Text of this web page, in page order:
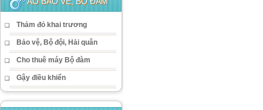
Thảm đỏ khai trương
Bảo vệ, Bộ đội, Hải quân
Cho thuê máy Bộ đàm
Gậy điều khiển